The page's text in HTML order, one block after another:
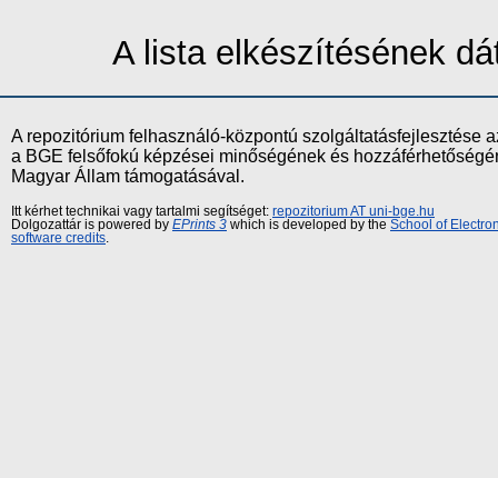
A lista elkészítésének
A repozitórium felhasználó-központú szolgáltatásfejlesztése
a BGE felsőfokú képzései minőségének és
Magyar Állam támogatásával.
Itt kérhet technikai vagy tartalmi segítséget: repozitorium AT uni-bge.hu
Dolgozattár is powered by EPrints 3 which is developed by the School of
software credits